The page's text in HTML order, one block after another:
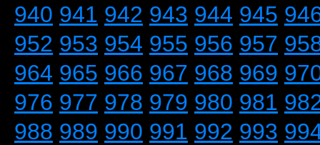
940 941 942 943 944 945
952 953 954 955 956 957
964 965 966 967 968 969
976 977 978 979 980 981
988 989 990 991 992 993